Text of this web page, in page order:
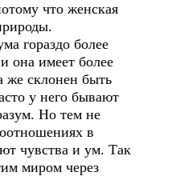
что женская
гораздо более
она имеет более
же склонен быть
у него бывают
Но тем не
в
чувства и ум. Так
миром через